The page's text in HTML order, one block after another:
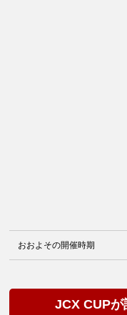
おおよその開催時期
JCX CUPが